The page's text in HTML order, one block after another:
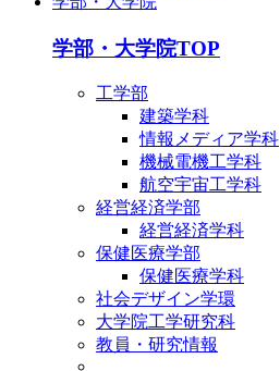
学部・大学院TOP
工学部
建築学科
情報メディア学科
機械電機工学科
航空宇宙工学科
経営経済学部
経営経済学科
保健医療学部
保健医療学科
社会デザイン学環
大学院工学研究科
教員・研究情報